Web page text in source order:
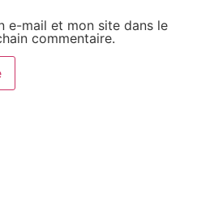
e-mail et mon site dans le
commentaire.